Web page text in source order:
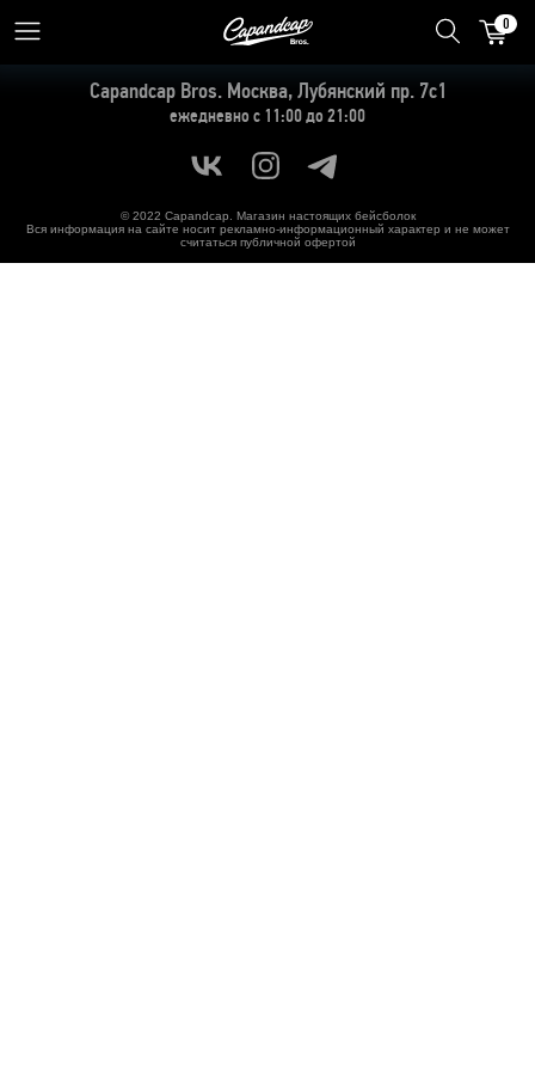
0
Capandcap Bros. Москва, Лубянский пр. 7с1
ежедневно с 11:00 до 21:00
© 2022 Capandcap. Магазин настоящих бейсболок
Вся информация на сайте носит рекламно-информационный характер и не может
считаться публичной офертой